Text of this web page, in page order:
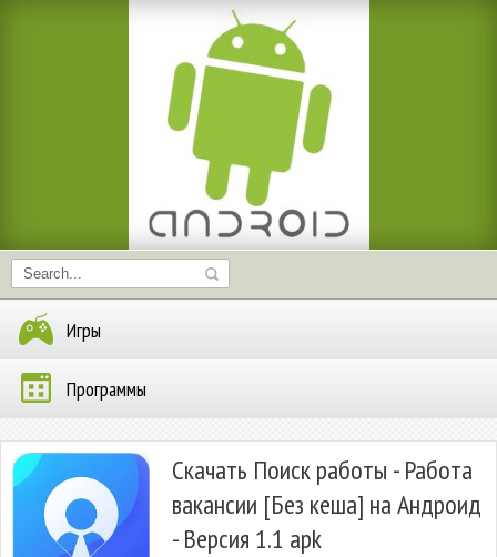
Игры
Программы
Скачать Поиск работы - Работа
вакансии [Без кеша] на Андроид
- Версия 1.1 apk